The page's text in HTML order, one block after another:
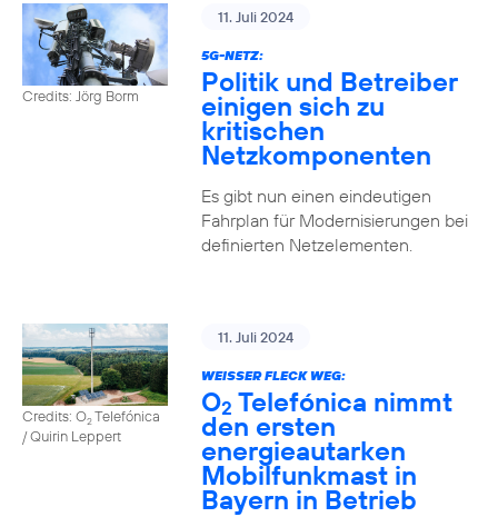
Credits: Jörg Borm
11. Juli 2024
5G-NETZ:
Politik und Betreiber
einigen sich zu
kritischen
Netzkomponenten
Es gibt nun einen eindeutigen
Fahrplan für Modernisierungen bei
definierten Netzelementen.
Credits: O2Telefónica
/ Quirin Leppert
11. Juli 2024
WEISSER FLECK WEG:
O2 Telefónica nimmt
den ersten
energieautarken
Mobilfunkmast in
Bayern in Betrieb